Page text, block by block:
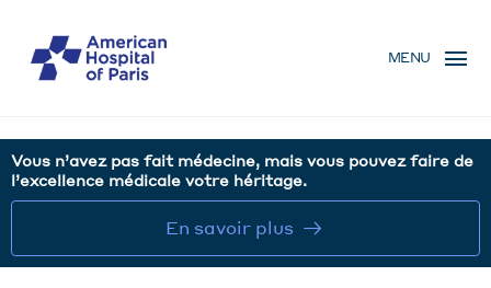
contenu
MENU
MOBILE
MENU
Vous n’avez pas fait médecine, mais vous pouvez faire de
l’excellence médicale votre héritage.
En savoir plus